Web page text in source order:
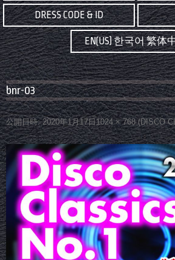
DRESS CODE & ID
EN(US) 한국어 繁体
bnr-03
公開日時: 2020年1月17日1024 × 768(DISCO